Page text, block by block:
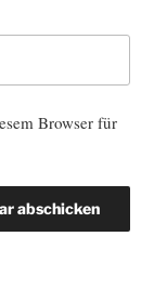
Browser für